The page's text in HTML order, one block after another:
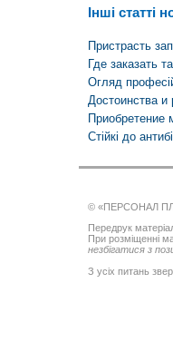
Інші статті
Пристрасть
Где заказать
Огляд
Достоинства и
Приобретение
Стійкі до
© «ПЕРСОНАЛ
Передрук
При розміщенні
незбігатися з
З усіх питань